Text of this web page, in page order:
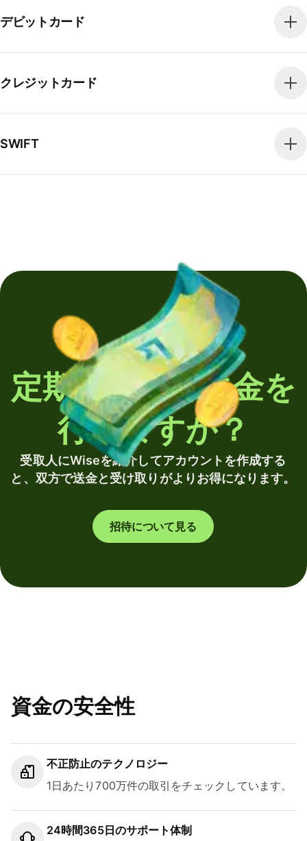
デビットカード
クレジットカード
SWIFT
定期的に海外送金を
行いますか？
受取人にWiseを紹介してアカウントを作成する
と、双方で送金と受け取りがよりお得になります。
招待について見る
資金の安全性
不正防止のテクノロジー
1日あたり700万件の取引をチェックしています。
24時間365日のサポート体制